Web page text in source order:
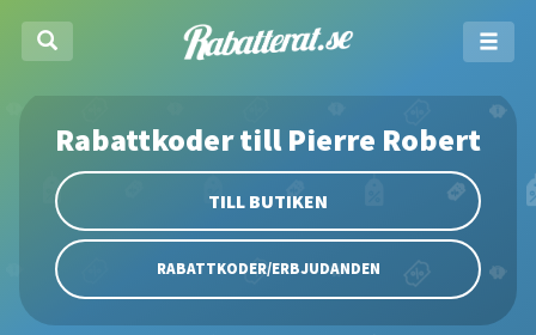
Rabattkoder till Pierre Robert
TILL BUTIKEN
RABATTKODER/ERBJUDANDEN